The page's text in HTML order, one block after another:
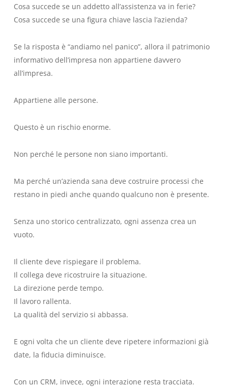
Cosa succede se un addetto all’assistenza va in ferie?
Cosa succede se una figura chiave lascia l’azienda?
Se la risposta è “andiamo nel panico”, allora il patrimonio
informativo dell’impresa non appartiene davvero
all’impresa.
Appartiene alle persone.
Questo è un rischio enorme.
Non perché le persone non siano importanti.
Ma perché un’azienda sana deve costruire processi che
restano in piedi anche quando qualcuno non è presente.
Senza uno storico centralizzato, ogni assenza crea un
vuoto.
Il cliente deve rispiegare il problema.
Il collega deve ricostruire la situazione.
La direzione perde tempo.
Il lavoro rallenta.
La qualità del servizio si abbassa.
E ogni volta che un cliente deve ripetere informazioni già
date, la fiducia diminuisce.
Con un CRM, invece, ogni interazione resta tracciata.